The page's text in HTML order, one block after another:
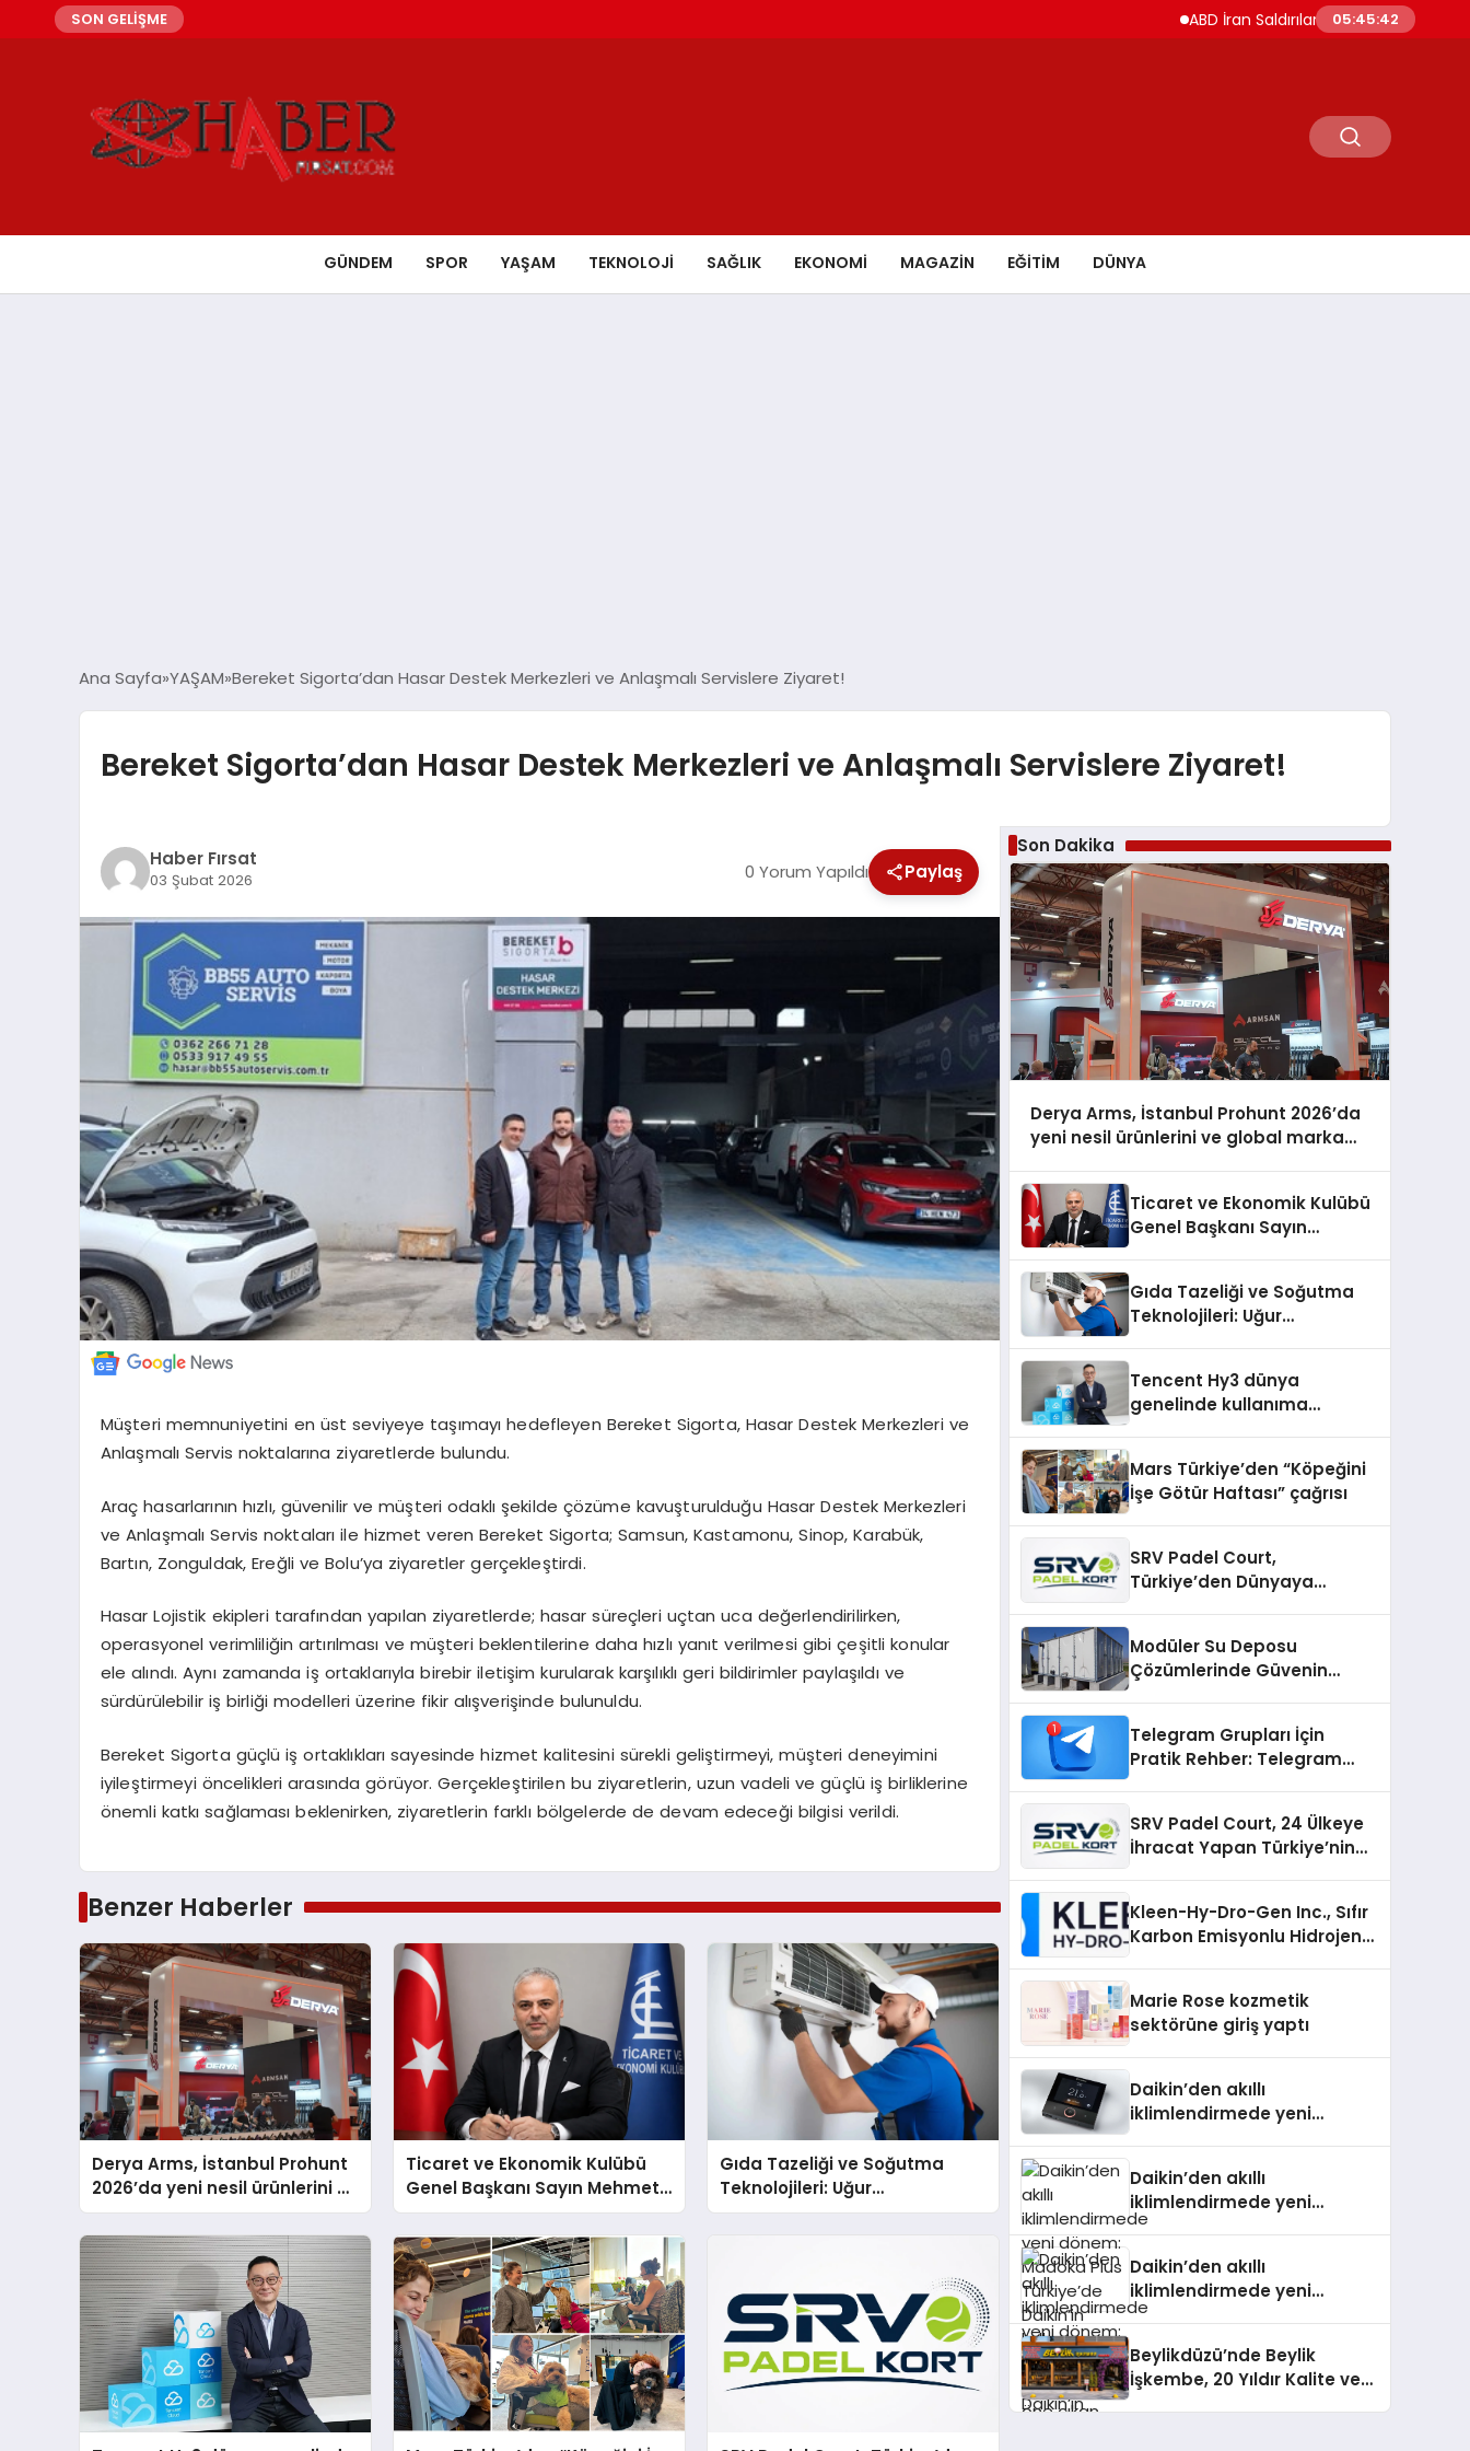
SON GELİŞME ABD İran Saldırılarını Askıya Aldı Hürmüz
05:45:43
GÜNDEM SPOR YAŞAM TEKNOLOJİ SAĞLIK EKONOMİ MAGAZİN EĞİTİM DÜNYA
Ana Sayfa YAŞAM Bereket Sigorta’dan Hasar Destek Merkezleri ve Anlaşmalı Servislere Ziyaret!
Bereket Sigorta’dan Hasar Destek Merkezleri ve Anlaşmalı Servislere Ziyaret!
Haber Fırsat
03 Şubat 2026 0 Yorum Yapıldı Paylaş
Müşteri memnuniyetini en üst seviyeye taşımayı hedefleyen Bereket Sigorta, Hasar Destek Merkezleri ve
Anlaşmalı Servis noktalarına ziyaretlerde bulundu.
Araç hasarlarının hızlı, güvenilir ve müşteri odaklı şekilde çözüme kavuşturulduğu Hasar Destek Merkezleri
ve Anlaşmalı Servis noktaları ile hizmet veren Bereket Sigorta; Samsun, Kastamonu, Sinop, Karabük,
Bartın, Zonguldak, Ereğli ve Bolu’ya ziyaretler gerçekleştirdi.
Hasar Lojistik ekipleri tarafından yapılan ziyaretlerde; hasar süreçleri uçtan uca değerlendirilirken,
operasyonel verimliliğin artırılması ve müşteri beklentilerine daha hızlı yanıt verilmesi gibi çeşitli konular
ele alındı. Aynı zamanda iş ortaklarıyla birebir iletişim kurularak karşılıklı geri bildirimler paylaşıldı ve
sürdürülebilir iş birliği modelleri üzerine fikir alışverişinde bulunuldu.
Bereket Sigorta güçlü iş ortaklıkları sayesinde hizmet kalitesini sürekli geliştirmeyi, müşteri deneyimini
iyileştirmeyi öncelikleri arasında görüyor. Gerçekleştirilen bu ziyaretlerin, uzun vadeli ve güçlü iş birliklerine
önemli katkı sağlaması beklenirken, ziyaretlerin farklı bölgelerde de devam edeceği bilgisi verildi.
Benzer Haberler
Derya Arms, İstanbul Prohunt
2026’da yeni nesil ürünlerini ve
global marka vizyonunu
sergiledi
Ticaret ve Ekonomik Kulübü
Genel Başkanı Sayın Mehmet
Ulutaş, ekonomiye dair yaptığı
açıklamada şunları kaydetti:
Gıda Tazeliği ve Soğutma
Teknolojileri: Uğur
Cihazlarında Dürüst Teknik
Son Dakika
Derya Arms, İstanbul Prohunt 2026’da
yeni nesil ürünlerini ve global marka
Ticaret ve Ekonomik Kulübü
Genel Başkanı Sayın
şunları kaydetti:
Gıda Tazeliği ve Soğutma
Teknolojileri: Uğur
Tencent Hy3 dünya
genelinde kullanıma
Mars Türkiye’den “Köpeğini
İşe Götür Haftası” çağrısı
SRV Padel Court,
Türkiye’den Dünyaya
Modüler Su Deposu
Çözümlerinde Güvenin
Telegram Grupları İçin
Pratik Rehber: Telegram
SRV Padel Court, 24 Ülkeye
İhracat Yapan Türkiye’nin
Kleen-Hy-Dro-Gen Inc., Sıfır
Karbon Emisyonlu Hidrojen
Aldı
Marie Rose kozmetik
sektörüne giriş yaptı
Daikin’den akıllı
iklimlendirmede yeni
Daikin’den akıllı
iklimlendirmede yeni
dönem: Madoka Plus
dostu tasarımıyla öne çıkan
Madoka ailesinin yeni nesil
teknolojilerle donatılmış son
modeli VRV kontrol ünitesi
Madoka Plus Türkiye’de
satışa sunuldu. Tam
dokunmatik ekranı, mobil
Daikin’den akıllı
iklimlendirmede yeni
dönem: Madoka Plus
dostu tasarımıyla öne çıkan
Madoka ailesinin yeni nesil
teknolojilerle donatılmış son
Beylikdüzü’nde Beylik
İşkembe, 20 Yıldır Kalite ve